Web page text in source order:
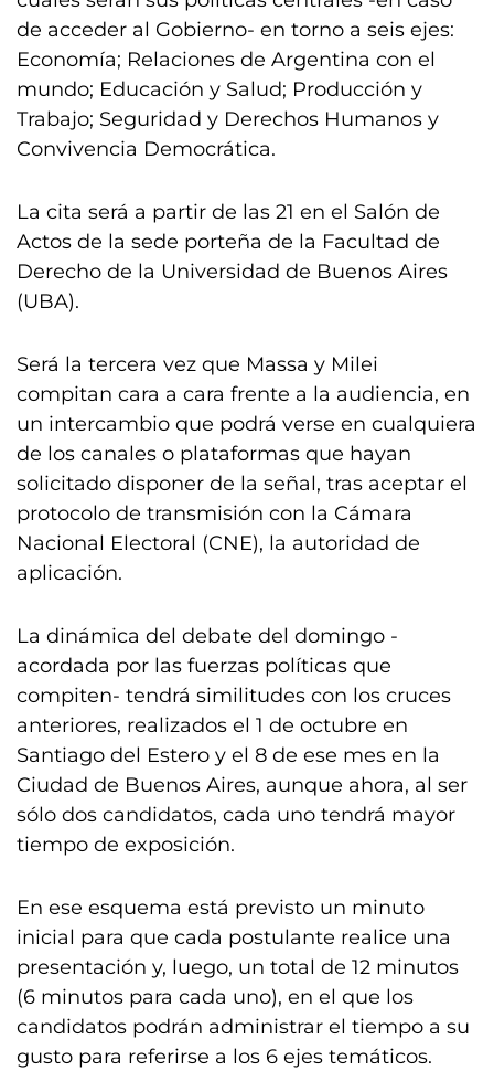
de acceder al Gobierno- en torno a seis ejes:
Economía; Relaciones de Argentina con el
mundo; Educación y Salud; Producción y
Trabajo; Seguridad y Derechos Humanos y
Convivencia Democrática.
La cita será a partir de las 21 en el Salón de
Actos de la sede porteña de la Facultad de
Derecho de la Universidad de Buenos Aires
(UBA).
Será la tercera vez que Massa y Milei
compitan cara a cara frente a la audiencia, en
un intercambio que podrá verse en cualquiera
de los canales o plataformas que hayan
solicitado disponer de la señal, tras aceptar el
protocolo de transmisión con la Cámara
Nacional Electoral (CNE), la autoridad de
aplicación.
La dinámica del debate del domingo -
acordada por las fuerzas políticas que
compiten- tendrá similitudes con los cruces
anteriores, realizados el 1 de octubre en
Santiago del Estero y el 8 de ese mes en la
Ciudad de Buenos Aires, aunque ahora, al ser
sólo dos candidatos, cada uno tendrá mayor
tiempo de exposición.
En ese esquema está previsto un minuto
inicial para que cada postulante realice una
presentación y, luego, un total de 12 minutos
(6 minutos para cada uno), en el que los
candidatos podrán administrar el tiempo a su
gusto para referirse a los 6 ejes temáticos.